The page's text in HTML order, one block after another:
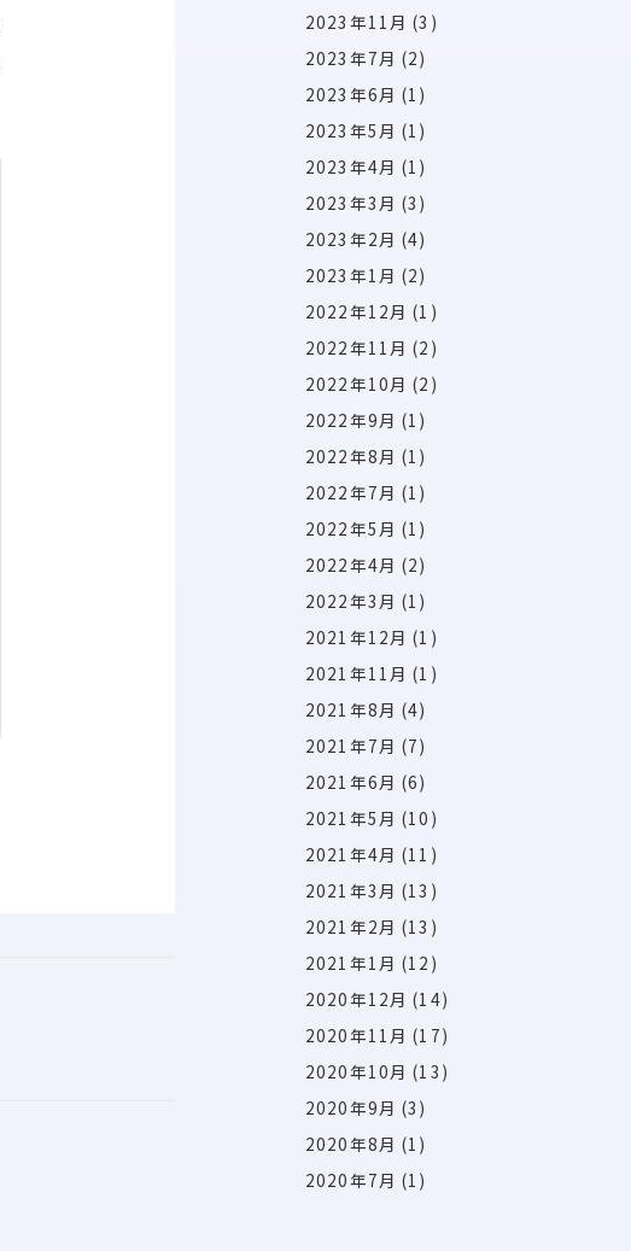
2023年11月 (3)
2023年7月 (2)
2023年6月 (1)
2023年5月 (1)
2023年4月 (1)
2023年3月 (3)
2023年2月 (4)
2023年1月 (2)
2022年12月 (1)
2022年11月 (2)
2022年10月 (2)
2022年9月 (1)
2022年8月 (1)
2022年7月 (1)
2022年5月 (1)
2022年4月 (2)
2022年3月 (1)
2021年12月 (1)
2021年11月 (1)
2021年8月 (4)
2021年7月 (7)
2021年6月 (6)
2021年5月 (10)
2021年4月 (11)
2021年3月 (13)
2021年2月 (13)
2021年1月 (12)
2020年12月 (14)
2020年11月 (17)
2020年10月 (13)
2020年9月 (3)
2020年8月 (1)
2020年7月 (1)